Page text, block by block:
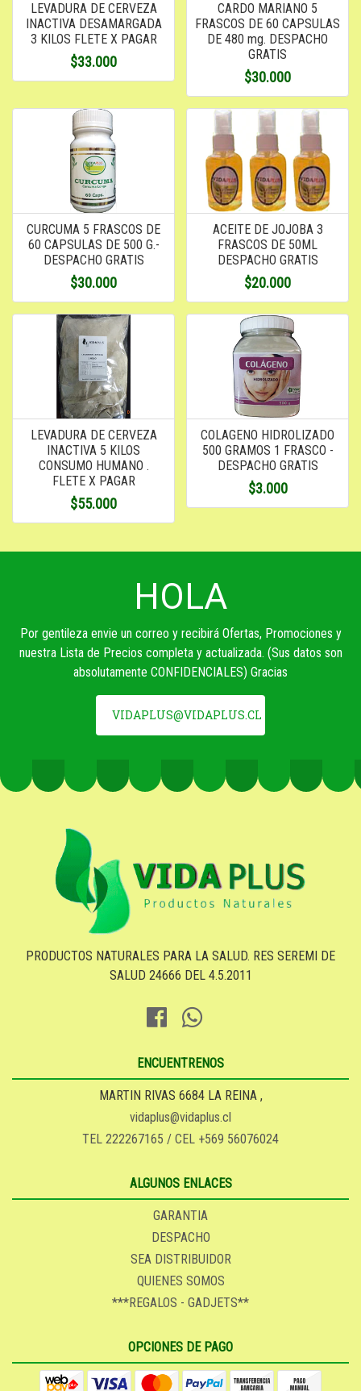
LEVADURA DE CERVEZA
INACTIVA DESAMARGADA
3 KILOS FLETE X PAGAR
$33.000
CARDO MARIANO 5
FRASCOS DE 60 CAPSULAS
DE 480 mg. DESPACHO
GRATIS
$30.000
CURCUMA 5 FRASCOS DE
60 CAPSULAS DE 500 G.-
DESPACHO GRATIS
$30.000
ACEITE DE JOJOBA 3
FRASCOS DE 50ML
DESPACHO GRATIS
$20.000
LEVADURA DE CERVEZA
INACTIVA 5 KILOS
CONSUMO HUMANO .
FLETE X PAGAR
$55.000
COLAGENO HIDROLIZADO
500 GRAMOS 1 FRASCO -
DESPACHO GRATIS
$3.000
HOLA
Por gentileza envie un correo y recibirá Ofertas, Promociones y
nuestra Lista de Precios completa y actualizada. (Sus datos son
absolutamente CONFIDENCIALES) Gracias
VIDAPLUS@VIDAPLUS.CL
PRODUCTOS NATURALES PARA LA SALUD. RES SEREMI DE
SALUD 24666 DEL 4.5.2011
ENCUENTRENOS
MARTIN RIVAS 6684 LA REINA ,
vidaplus@vidaplus.cl
TEL 222267165 / CEL +569 56076024
ALGUNOS ENLACES
GARANTIA
DESPACHO
SEA DISTRIBUIDOR
QUIENES SOMOS
***REGALOS - GADJETS**
OPCIONES DE PAGO